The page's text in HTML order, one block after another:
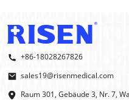
+86-18028267826
sales19@risenmedical.com
Raum 301, Gebäude 3, Nr. 7,